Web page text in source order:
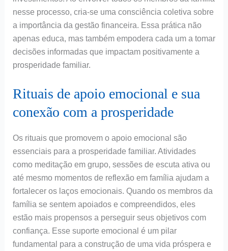
nesse processo, cria-se uma consciência coletiva sobre
a importância da gestão financeira. Essa prática não
apenas educa, mas também empodera cada um a tomar
decisões informadas que impactam positivamente a
prosperidade familiar.
Rituais de apoio emocional e sua
conexão com a prosperidade
Os rituais que promovem o apoio emocional são
essenciais para a prosperidade familiar. Atividades
como meditação em grupo, sessões de escuta ativa ou
até mesmo momentos de reflexão em família ajudam a
fortalecer os laços emocionais. Quando os membros da
família se sentem apoiados e compreendidos, eles
estão mais propensos a perseguir seus objetivos com
confiança. Esse suporte emocional é um pilar
fundamental para a construção de uma vida próspera e